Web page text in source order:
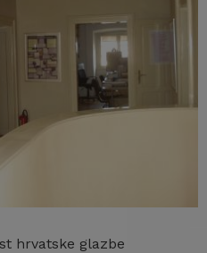
hrvatske glazbe